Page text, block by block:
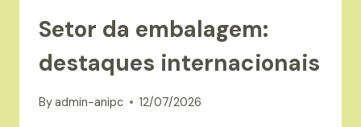
Setor da embalagem:
destaques internacionais
Byadmin-anipc 12/07/2026